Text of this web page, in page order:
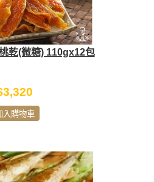
乾(微糖) 110gx12包
入購物車